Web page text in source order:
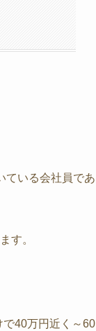
ている会社員であ
す。
で40万円近く～60